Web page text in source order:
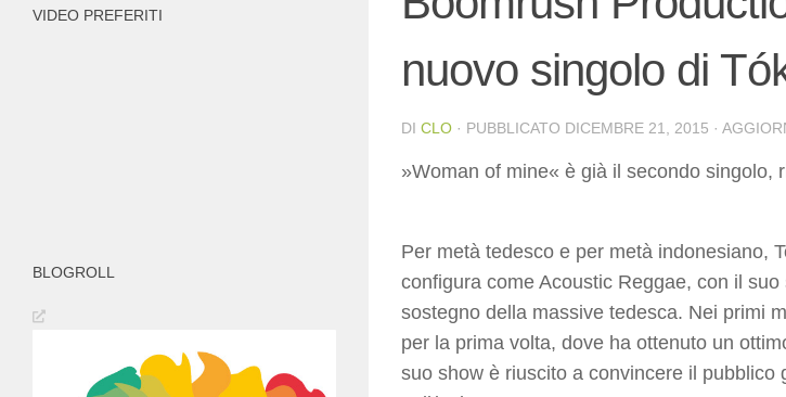
nuovo singolo di
DI CLO · PUBBLICATO DICEMBRE 21, 2015 ·
»Woman of mine« è già il secondo singolo,
Per metà tedesco e per metà indonesiano,
configura come Acoustic Reggae, con il
sostegno della massive tedesca. Nei primi
per la prima volta, dove ha ottenuto un
suo show è riuscito a convincere il
VIDEO PREFERITI
BLOGROLL